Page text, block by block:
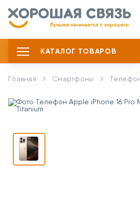
КАТАЛОГ ТОВАРОВ
Главная Смартфоны